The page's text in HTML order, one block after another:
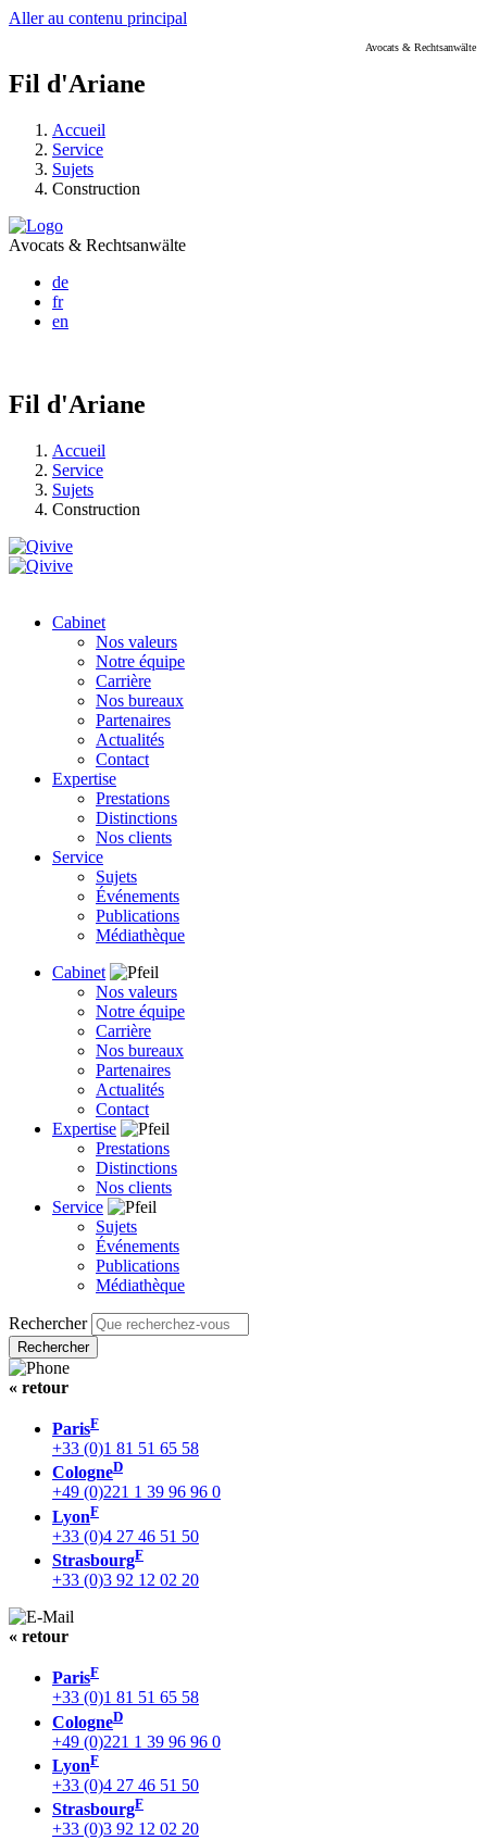
Aller au contenu principal
Avocats & Rechtsanwälte
Fil d'Ariane
Accueil
Service
Sujets
Construction
Avocats & Rechtsanwälte
de
fr
en
Fil d'Ariane
Accueil
Service
Sujets
Construction
Cabinet
Nos valeurs
Notre équipe
Carrière
Nos bureaux
Partenaires
Actualités
Contact
Expertise
Prestations
Distinctions
Nos clients
Service
Sujets
Événements
Publications
Médiathèque
Cabinet
Nos valeurs
Notre équipe
Carrière
Nos bureaux
Partenaires
Actualités
Contact
Expertise
Prestations
Distinctions
Nos clients
Service
Sujets
Événements
Publications
Médiathèque
Rechercher
« retour
ParisF
+33 (0)1 81 51 65 58
CologneD
+49 (0)221 1 39 96 96 0
LyonF
+33 (0)4 27 46 51 50
StrasbourgF
+33 (0)3 92 12 02 20
« retour
ParisF
+33 (0)1 81 51 65 58
CologneD
+49 (0)221 1 39 96 96 0
LyonF
+33 (0)4 27 46 51 50
StrasbourgF
+33 (0)3 92 12 02 20